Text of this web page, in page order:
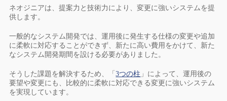
ネオジニアは、提案力と技術力により、変更に強いシステムを提
供します。
一般的なシステム開発では、運用後に発生する仕様の変更や追加
に柔軟に対応することができず、新たに高い費用をかけて、新た
なシステム開発期間を設ける必要がありました。
そうした課題を解決するため、「3つの柱 」によって、運用後の
要望や変更にも、比較的に柔軟に対応できる変更に強いシステム
を実現しています。